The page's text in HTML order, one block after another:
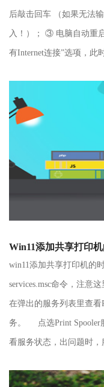
后敲击回车 （如果无法
入！）； ③ 电脑自动重
有Internet连接”选项，此
Win11添加共享打印
win11添加共享打印机的
services.msc命令，注意
在弹出的服务列表里查看
务。 点选Print Spooler
看服务状态，出问题时